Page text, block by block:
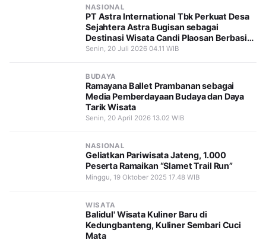
NASIONAL
PT Astra International Tbk Perkuat Desa
Sejahtera Astra Bugisan sebagai
Destinasi Wisata Candi Plaosan Berbasis
Budaya
Senin, 20 Juli 2026 04.11 WIB
BUDAYA
Ramayana Ballet Prambanan sebagai
Media Pemberdayaan Budaya dan Daya
Tarik Wisata
Senin, 20 April 2026 13.02 WIB
NASIONAL
Geliatkan Pariwisata Jateng, 1.000
Peserta Ramaikan “Slamet Trail Run”
Minggu, 19 Oktober 2025 17.48 WIB
WISATA
Balidul' Wisata Kuliner Baru di
Kedungbanteng, Kuliner Sembari Cuci
Mata